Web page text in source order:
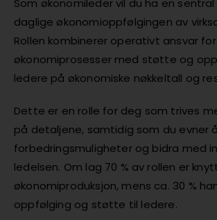
Som økonomileder vil du ha en
daglige økonomioppfølgingen av
Rollen kombinerer operativt ansvar for
økonomiprosesser med støtte og
ledere på økonomiske nøkkeltall og
Dette er en rolle for deg som trives
på detaljene, samtidig som du evner
forbedringsmuligheter og bidra med
ledelsen. Om lag 70 % av rollen er
økonomiproduksjon, mens ca. 30 %
oppfølging og støtte til ledere.